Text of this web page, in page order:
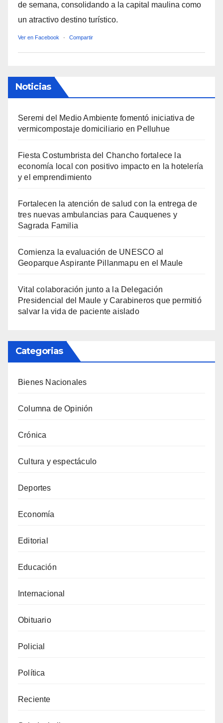
de semana, consolidando a la capital maulina como
un atractivo destino turístico.
Ver en Facebook · Compartir
Noticias
Seremi del Medio Ambiente fomentó iniciativa de
vermicompostaje domiciliario en Pelluhue
Fiesta Costumbrista del Chancho fortalece la
economía local con positivo impacto en la hotelería
y el emprendimiento
Fortalecen la atención de salud con la entrega de
tres nuevas ambulancias para Cauquenes y
Sagrada Familia
Comienza la evaluación de UNESCO al
Geoparque Aspirante Pillanmapu en el Maule
Vital colaboración junto a la Delegación
Presidencial del Maule y Carabineros que permitió
salvar la vida de paciente aislado
Categorias
Bienes Nacionales
Columna de Opinión
Crónica
Cultura y espectáculo
Deportes
Economía
Editorial
Educación
Internacional
Obituario
Policial
Política
Reciente